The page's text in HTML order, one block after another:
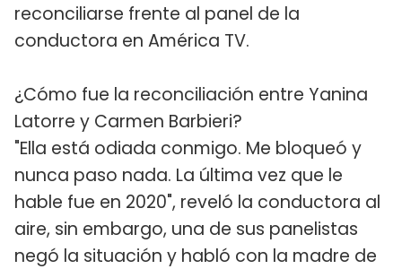
reconciliarse frente al panel de la
conductora en América TV.
¿Cómo fue la reconciliación entre Yanina
Latorre y Carmen Barbieri?
"Ella está odiada conmigo. Me bloqueó y
nunca paso nada. La última vez que le
hable fue en 2020", reveló la conductora al
aire, sin embargo, una de sus panelistas
negó la situación y habló con la madre de